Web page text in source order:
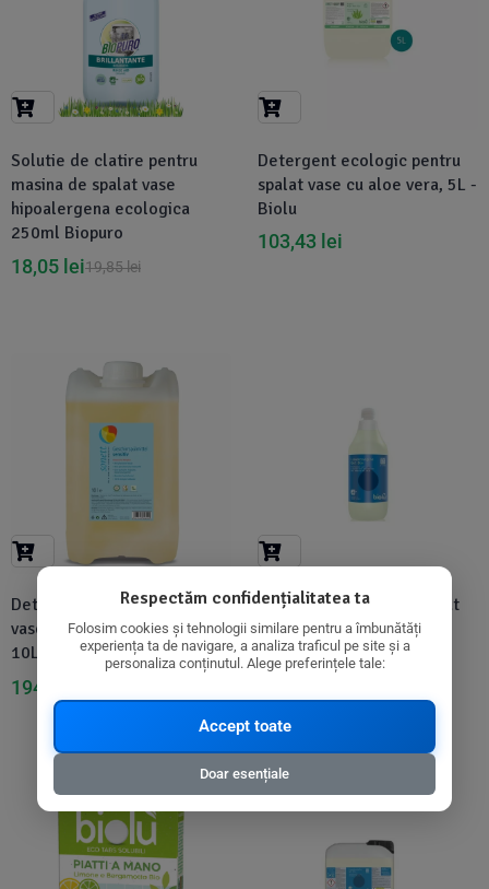
Solutie de clatire pentru
masina de spalat vase
hipoalergena ecologica
250ml Biopuro
19,85lei
18,05 lei
Detergent ecologic pentru
spalat vase cu aloe vera, 5L -
Biolu
103,43 lei
Detergent pentru spalat
vase, sensitive, ecologic,
10L, Sonett
194,94
Gel ecologic pentru spalat
vase in masina de spalat
vase, 1L - Biolu
-12% -1%
Respectăm confidențialitatea ta
Folosim cookies și tehnologii similare pentru a îmbunătăți
experiența ta de navigare, a analiza traficul pe site și a
personaliza conținutul. Alege preferințele tale:
Accept toate
Doar esențiale